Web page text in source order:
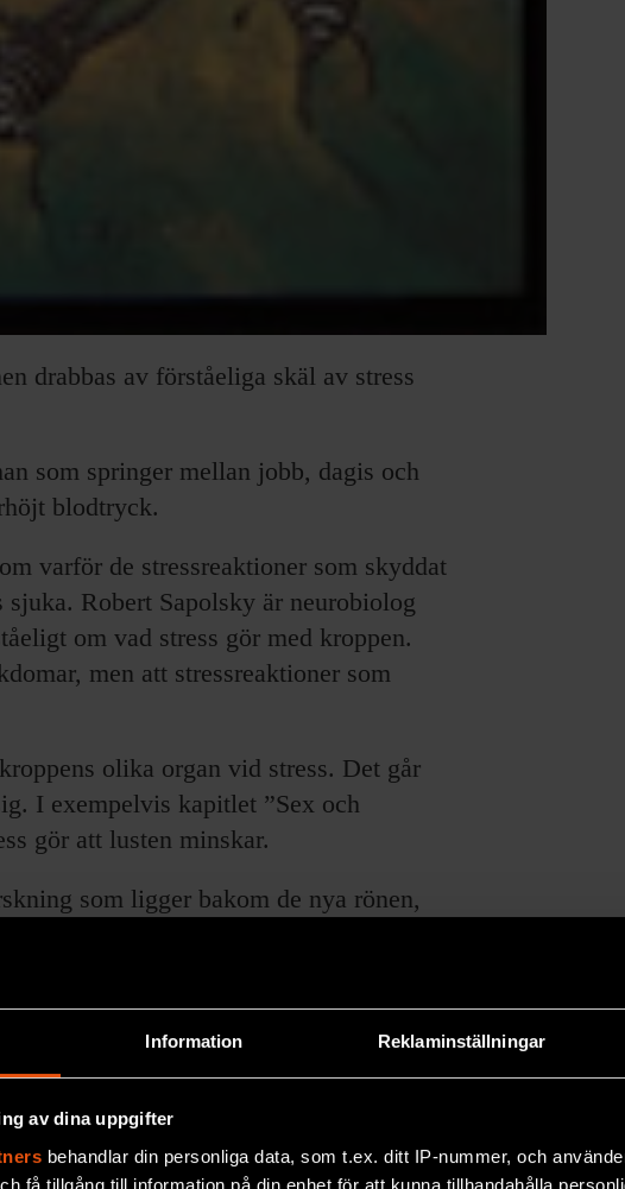
Information Reklaminställningar
av dina uppgifter
behandlar din personliga data, som t.ex. ditt IP-nummer, och
få tillgång till information på din enhet för att kunna tillhandahålla
drabbas av förståeliga skäl av stress
som springer mellan jobb, dagis och
blodtryck.
varför de stressreaktioner som skyddat
sjuka. Robert Sapolsky är neurobiolog
om vad stress gör med kroppen.
men att stressreaktioner som
olika organ vid stress. Det går
I exempelvis kapitlet ”Sex och
gör att lusten minskar.
som ligger bakom de nya rönen,
med referenser. Trots detta har boken
ett bevis på att trovärdighet inte